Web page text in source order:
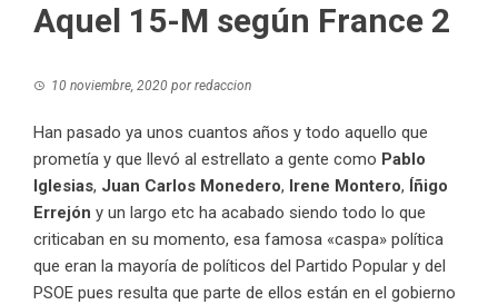
Aquel 15-M según France 2
10 noviembre, 2020 porredaccion
Han pasado ya unos cuantos años y todo aquello que
prometía y que llevó al estrellato a gente como Pablo
Iglesias, Juan Carlos Monedero, Irene Montero, Íñigo
Errejón y un largo etc ha acabado siendo todo lo que
criticaban en su momento, esa famosa «caspa» política
que eran la mayoría de políticos del Partido Popular y del
PSOE pues resulta que parte de ellos están en el gobierno